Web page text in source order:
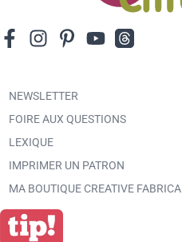
NEWSLETTER
FOIRE AUX QUESTIONS
LEXIQUE
IMPRIMER UN PATRON
MA BOUTIQUE CREATIVE FABRICA